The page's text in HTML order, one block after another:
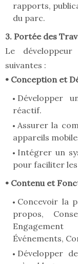
rapports,
du parc.
3. Portée des
Le
suivantes :
• Conception et
Développer
réactif.
Assurer la
appareils
Intégrer un
pour faciliter
• Contenu et
Concevoir la
propos,
Événements,
Développer